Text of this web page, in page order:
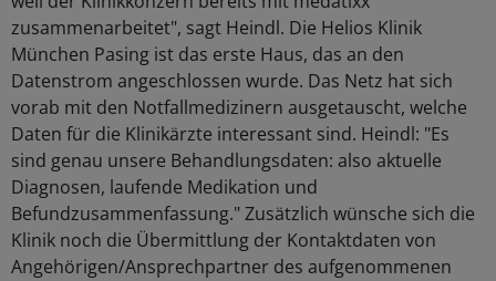
zusammenarbeitet", sagt Heindl. Die Helios Klinik
München Pasing ist das erste Haus, das an den
Datenstrom angeschlossen wurde. Das Netz hat sich
vorab mit den Notfallmedizinern ausgetauscht, welche
Daten für die Klinikärzte interessant sind. Heindl: "Es
sind genau unsere Behandlungsdaten: also aktuelle
Diagnosen, laufende Medikation und
Befundzusammenfassung." Zusätzlich wünsche sich die
Klinik noch die Übermittlung der Kontaktdaten von
Angehörigen/Ansprechpartner des aufgenommenen